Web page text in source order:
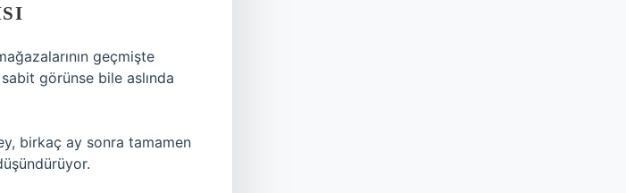
geçmişte
görünse bile aslında
birkaç ay sonra tamamen